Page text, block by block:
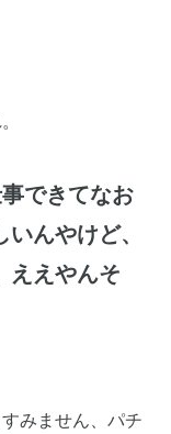
できてなお
んやけど、
ええやんそ
みません、パチ